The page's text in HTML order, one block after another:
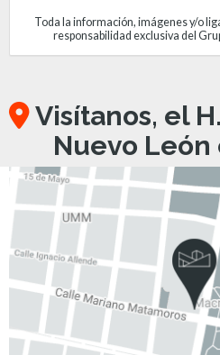
Toda la información, imágenes y/o
responsabilidad exclusiva del
Visítanos, el
Nuevo León